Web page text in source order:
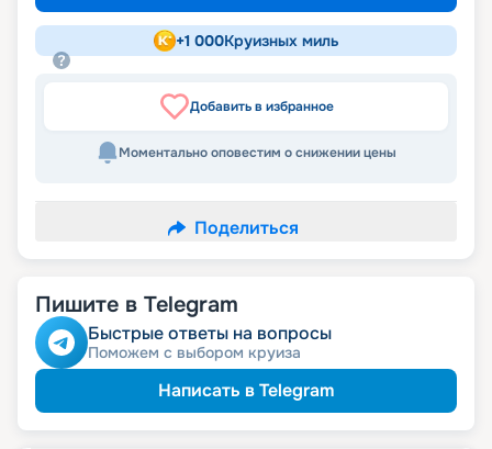
+1 000Круизных миль
Добавить в избранное
Моментально оповестим о снижении цены
Поделиться
Пишите в Telegram
Быстрые ответы на вопросы
Поможем с выбором круиза
Написать в Telegram